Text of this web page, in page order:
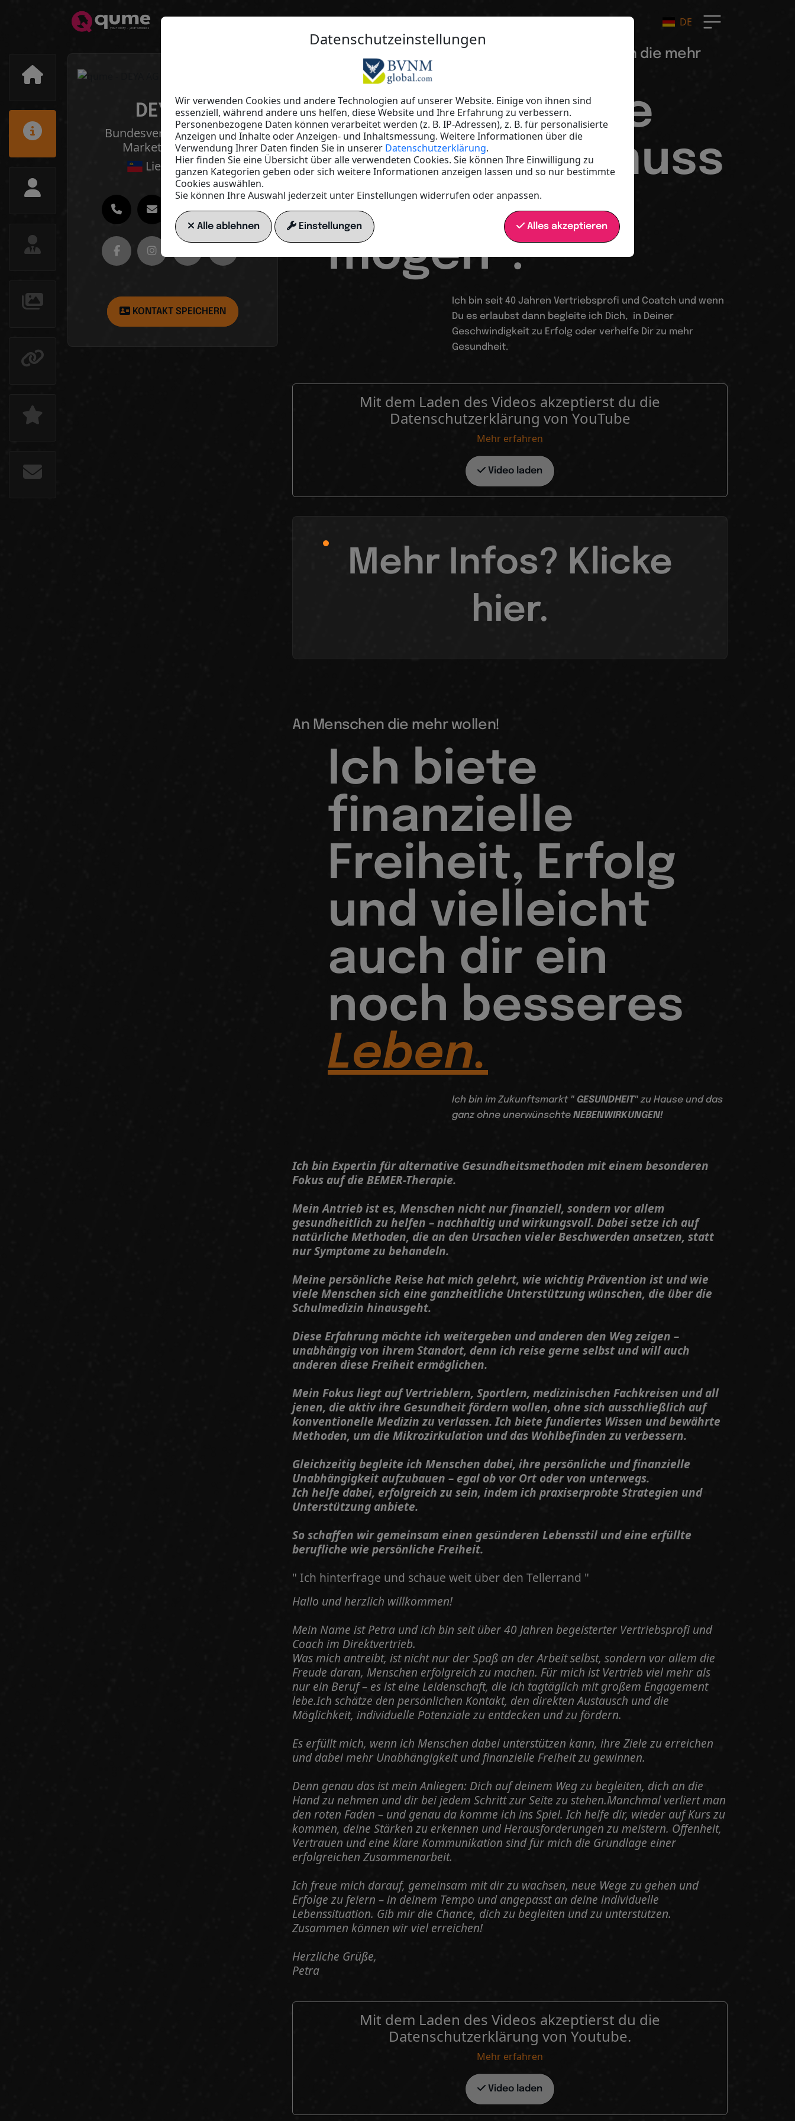
DE
DEYA AG
Bundesverband Network
Marketing (BVNM)
Liechtenstein
KONTAKT SPEICHERN
1. An wen richtet sich mein Angebot? An Menschen die mehr
Kennst du die
4M´s?"Man muss
Menschen
mögen“.
Ich bin seit 40 Jahren Vertriebsprofi und Coatch und wenn
Du es erlaubst dann begleite ich Dich, in Deiner
Geschwindigkeit zu Erfolg oder verhelfe Dir zu mehr
Gesundheit.
Mit dem Laden des Videos akzeptierst du die
Datenschutzerklärung von YouTube
Mehr erfahren
Video laden
Mehr Infos? Klicke
hier.
An Menschen die mehr wollen!
Ich biete
finanzielle
Freiheit, Erfolg
und vielleicht
auch dir ein
noch besseres
Leben.
Ich bin im Zukunftsmarkt " GESUNDHEIT"zu Hause und das
ganz ohne unerwünschte NEBENWIRKUNGEN!
Ich bin Expertin für alternative Gesundheitsmethoden mit einem besonderen
Fokus auf die BEMER-Therapie.
Mein Antrieb ist es, Menschen nicht nur finanziell, sondern vor allem
gesundheitlich zu helfen – nachhaltig und wirkungsvoll. Dabei setze ich auf
natürliche Methoden, die an den Ursachen vieler Beschwerden ansetzen, statt
nur Symptome zu behandeln.
Meine persönliche Reise hat mich gelehrt, wie wichtig Prävention ist und wie
viele Menschen sich eine ganzheitliche Unterstützung wünschen, die über die
Schulmedizin hinausgeht.
Diese Erfahrung möchte ich weitergeben und anderen den Weg zeigen –
unabhängig von ihrem Standort, denn ich reise gerne selbst und will auch
anderen diese Freiheit ermöglichen.
Mein Fokus liegt auf Vertrieblern, Sportlern, medizinischen Fachkreisen und all
jenen, die aktiv ihre Gesundheit fördern wollen, ohne sich ausschließlich auf
konventionelle Medizin zu verlassen. Ich biete fundiertes Wissen und bewährte
Methoden, um die Mikrozirkulation und das Wohlbefinden zu verbessern.
Gleichzeitig begleite ich Menschen dabei, ihre persönliche und finanzielle
Unabhängigkeit aufzubauen – egal ob vor Ort oder von unterwegs.
Ich helfe dabei, erfolgreich zu sein, indem ich praxiserprobte Strategien und
Unterstützung anbiete.
So schaffen wir gemeinsam einen gesünderen Lebensstil und eine erfüllte
berufliche wie persönliche Freiheit.
" Ich hinterfrage und schaue weit über den Tellerrand "
Hallo und herzlich willkommen!
Mein Name ist Petra und ich bin seit über 40 Jahren begeisterter Vertriebsprofi und
Coach im Direktvertrieb.
Was mich antreibt, ist nicht nur der Spaß an der Arbeit selbst, sondern vor allem die
Freude daran, Menschen erfolgreich zu machen. Für mich ist Vertrieb viel mehr als
nur ein Beruf – es ist eine Leidenschaft, die ich tagtäglich mit großem Engagement
lebe.Ich schätze den persönlichen Kontakt, den direkten Austausch und die
Möglichkeit, individuelle Potenziale zu entdecken und zu fördern.
Es erfüllt mich, wenn ich Menschen dabei unterstützen kann, ihre Ziele zu erreichen
und dabei mehr Unabhängigkeit und finanzielle Freiheit zu gewinnen.
Denn genau das ist mein Anliegen: Dich auf deinem Weg zu begleiten, dich an die
Hand zu nehmen und dir bei jedem Schritt zur Seite zu stehen.Manchmal verliert man
den roten Faden – und genau da komme ich ins Spiel. Ich helfe dir, wieder auf Kurs zu
kommen, deine Stärken zu erkennen und Herausforderungen zu meistern. Offenheit,
Vertrauen und eine klare Kommunikation sind für mich die Grundlage einer
erfolgreichen Zusammenarbeit.
Ich freue mich darauf, gemeinsam mit dir zu wachsen, neue Wege zu gehen und
Erfolge zu feiern – in deinem Tempo und angepasst an deine individuelle
Lebenssituation. Gib mir die Chance, dich zu begleiten und zu unterstützen.
Zusammen können wir viel erreichen!
Herzliche Grüße,
Petra
Mit dem Laden des Videos akzeptierst du die
Datenschutzerklärung von Youtube.
Mehr erfahren
Video laden
Datenschutzeinstellungen
Wir verwenden Cookies und andere Technologien auf unserer Website. Einige von ihnen sind
essenziell, während andere uns helfen, diese Website und Ihre Erfahrung zu verbessern.
Personenbezogene Daten können verarbeitet werden (z. B. IP-Adressen), z. B. für personalisierte
Anzeigen und Inhalte oder Anzeigen- und Inhaltsmessung. Weitere Informationen über die
Verwendung Ihrer Daten finden Sie in unserer Datenschutzerklärung.
Hier finden Sie eine Übersicht über alle verwendeten Cookies. Sie können Ihre Einwilligung zu
ganzen Kategorien geben oder sich weitere Informationen anzeigen lassen und so nur bestimmte
Cookies auswählen.
Sie können Ihre Auswahl jederzeit unter Einstellungen widerrufen oder anpassen.
Alle ablehnen Einstellungen Alles akzeptieren